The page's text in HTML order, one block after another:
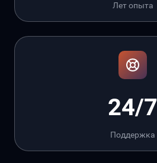
Лет опыта
24/7
Поддержка